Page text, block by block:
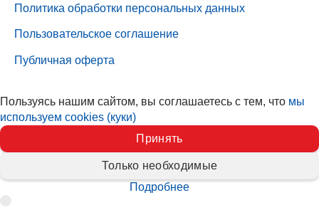
Политика обработки персональных данных
Пользовательское соглашение
Публичная оферта
Пользуясь нашим сайтом, вы соглашаетесь с тем, что мы
используем cookies (куки)
Принять
Только необходимые
Подробнее